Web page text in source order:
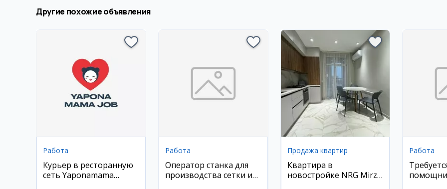
Другие похожие объявления
Работа
Курьер в ресторанную
сеть Yaponamama
Работа
Оператор станка для
производства сетки и
Продажа квартир
Квартира в
новостройке NRG Mirzo
Работа